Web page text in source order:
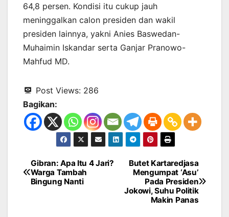
64,8 persen. Kondisi itu cukup jauh
meninggalkan calon presiden dan wakil
presiden lainnya, yakni Anies Baswedan-
Muhaimin Iskandar serta Ganjar Pranowo-
Mahfud MD.
Post Views: 286
Bagikan:
Navigasi
pos
Butet Kartaredjasa
Mengumpat ‘Asu’
Pada Presiden
Jokowi, Suhu Politik
Makin Panas
Gibran: Apa Itu 4 Jari?
Warga Tambah
Bingung Nanti